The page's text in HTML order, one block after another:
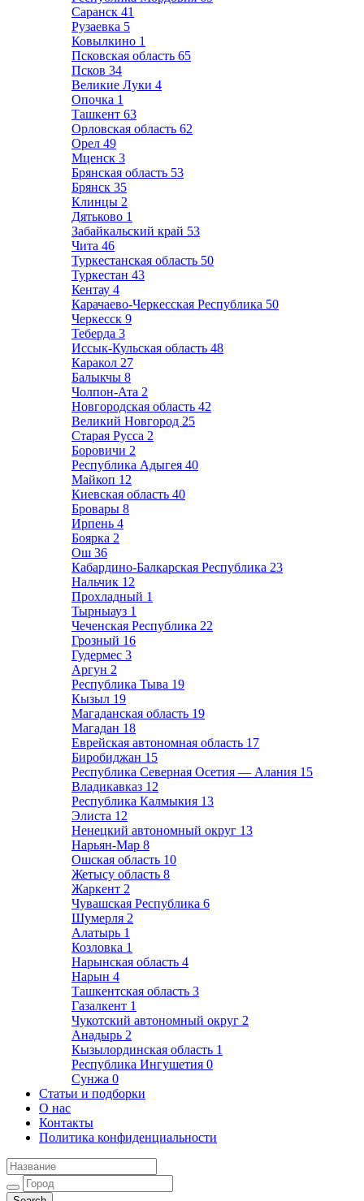
Саранск 41
Рузаевка 5
Ковылкино 1
Псковская область 65
Псков 34
Великие Луки 4
Опочка 1
Ташкент 63
Орловская область 62
Орел 49
Мценск 3
Брянская область 53
Брянск 35
Клинцы 2
Дятьково 1
Забайкальский край 53
Чита 46
Туркестанская область 50
Туркестан 43
Кентау 4
Карачаево-Черкесская Республика 50
Черкесск 9
Теберда 3
Иссык-Кульская область 48
Каракол 27
Балыкчы 8
Чолпон-Ата 2
Новгородская область 42
Великий Новгород 25
Старая Русса 2
Боровичи 2
Республика Адыгея 40
Майкоп 12
Киевская область 40
Бровары 8
Ирпень 4
Боярка 2
Ош 36
Кабардино-Балкарская Республика 23
Нальчик 12
Прохладный 1
Тырныауз 1
Чеченская Республика 22
Грозный 16
Гудермес 3
Аргун 2
Республика Тыва 19
Кызыл 19
Магаданская область 19
Магадан 18
Еврейская автономная область 17
Биробиджан 15
Республика Северная Осетия — Алания 15
Владикавказ 12
Республика Калмыкия 13
Элиста 12
Ненецкий автономный округ 13
Нарьян-Мар 8
Ошская область 10
Жетысу область 8
Жаркент 2
Чувашская Республика 6
Шумерля 2
Алатырь 1
Козловка 1
Нарынская область 4
Нарын 4
Ташкентская область 3
Газалкент 1
Чукотский автономный округ 2
Анадырь 2
Кызылординская область 1
Республика Ингушетия 0
Сунжа 0
Статьи и подборки
О нас
Контакты
Политика конфиденциальности